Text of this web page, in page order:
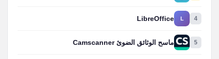
4
L
LibreOffice
5 ماسح الوثائق الضوئ Camscanner